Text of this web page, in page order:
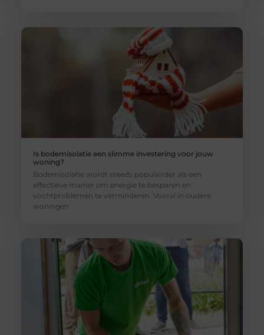
Is bodemisolatie een slimme investering voor jouw
woning?
Bodemisolatie wordt steeds populairder als een
effectieve manier om energie te besparen en
vochtproblemen te verminderen. Vooral in oudere
woningen